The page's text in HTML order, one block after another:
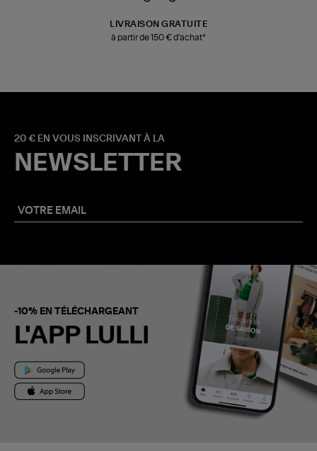
LIVRAISON GRATUITE
à partir de 150 € d'achat*
20 € EN VOUS INSCRIVANT À LA
NEWSLETTER
-10% EN TÉLÉCHARGEANT
L'APP LULLI